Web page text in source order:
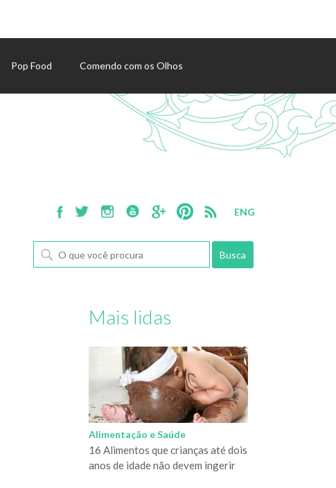
Pop Food Comendo com os Olhos
ENG
Mais lidas
Alimentação e Saúde
16 Alimentos que crianças até dois
anos de idade não devem ingerir